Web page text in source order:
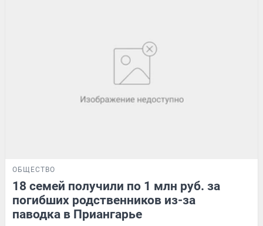
ОБЩЕСТВО
18 семей получили по 1 млн руб. за
погибших родственников из-за
паводка в Приангарье